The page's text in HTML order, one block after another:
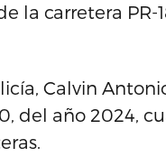
la carretera
Calvin
del año 2024,